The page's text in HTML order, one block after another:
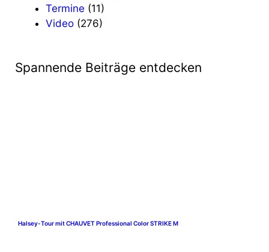
Termine (11)
Video (276)
Spannende Beiträge entdecken
Halsey-Tour mit CHAUVET Professional Color STRIKE M